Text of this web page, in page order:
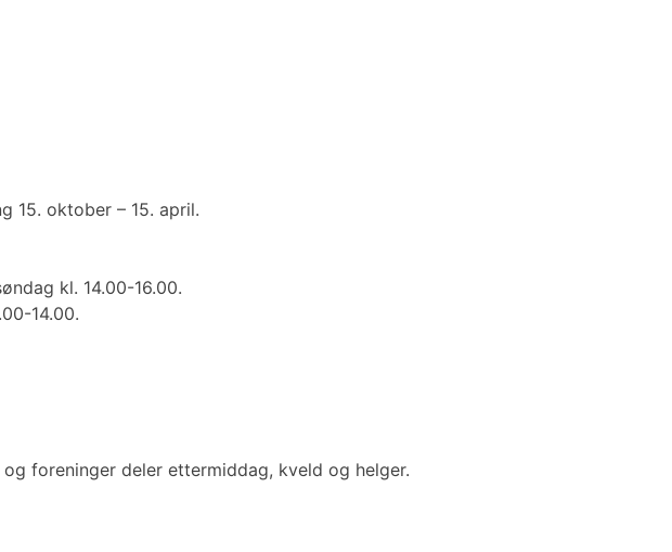
15. oktober – 15. april.
kl. 14.00-16.00.
14.00.
foreninger deler ettermiddag, kveld og helger.